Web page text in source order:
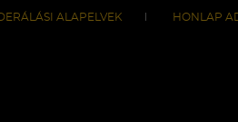
ALAPELVEK HONLAP